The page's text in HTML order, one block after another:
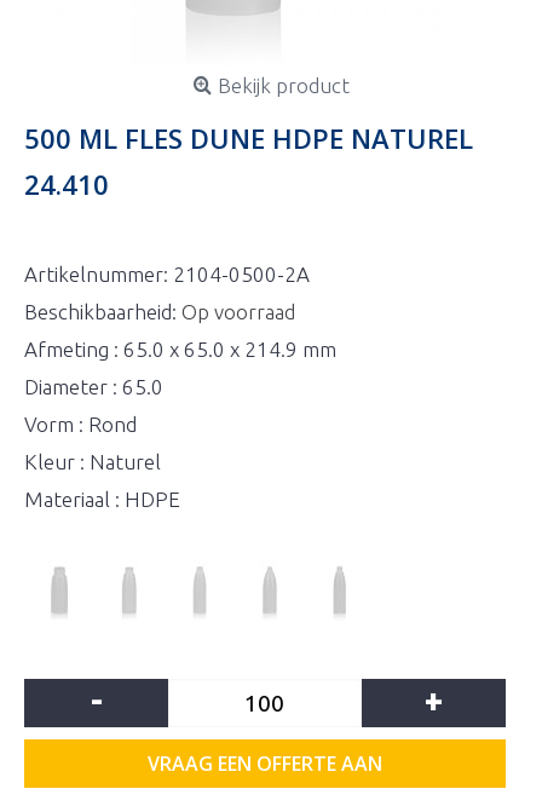
Bekijk product
500 ML FLES DUNE HDPE NATUREL
24.410
Artikelnummer: 2104-0500-2A
Beschikbaarheid: Op voorraad
Afmeting : 65.0 x 65.0 x 214.9 mm
Diameter : 65.0
Vorm : Rond
Kleur : Naturel
Materiaal : HDPE
- +
VRAAG EEN OFFERTE AAN